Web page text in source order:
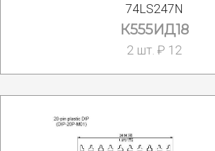
74LS247N
К555ИД18
2 шт. ₽ 12